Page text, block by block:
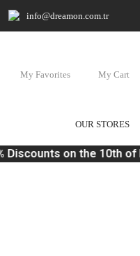
info@dreamon.com.tr
My Favorites My Cart
OUR STORES
on the 10th of